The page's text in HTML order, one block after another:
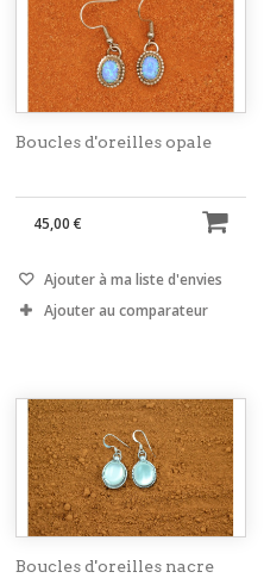
Boucles d'oreilles opale
45,00 €
Ajouter à ma liste d'envies
Ajouter au comparateur
Boucles d'oreilles nacre